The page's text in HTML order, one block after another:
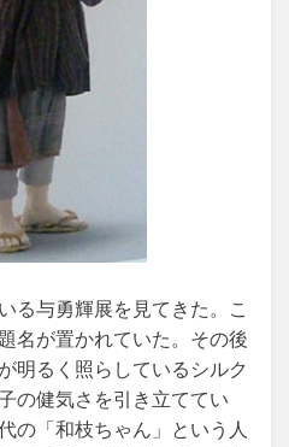
る与勇輝展を見てきた。こ
名が置かれていた。その後
明るく照らしているシルク
の健気さを引き立ててい
の「和枝ちゃん」という人